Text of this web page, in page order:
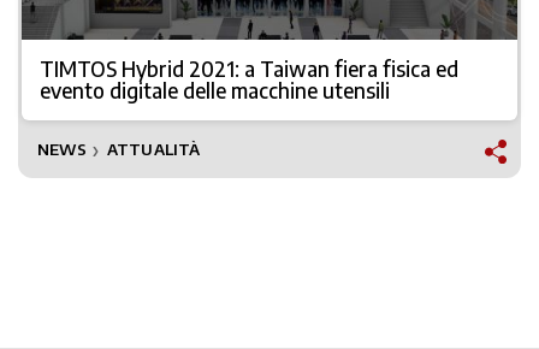
TIMTOS Hybrid 2021: a Taiwan fiera fisica ed
evento digitale delle macchine utensili
NEWS ❯ ATTUALITÀ